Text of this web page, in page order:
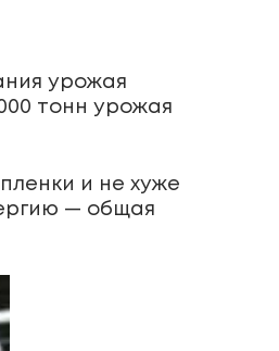
урожая
тонн урожая
и не хуже
— общая